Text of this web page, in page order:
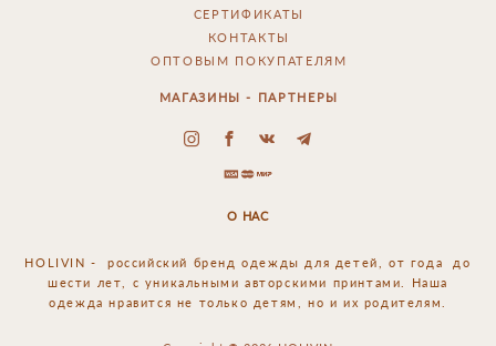
СЕРТИФИКАТЫ
КОНТАКТЫ
ОПТОВЫМ ПОКУПАТЕЛЯМ
МАГАЗИНЫ - ПАРТНЕРЫ
О НАС
HOLIVIN - российский бренд одежды для детей, от года до
шести лет, с уникальными авторскими принтами. Наша
одежда нравится не только детям, но и их родителям.